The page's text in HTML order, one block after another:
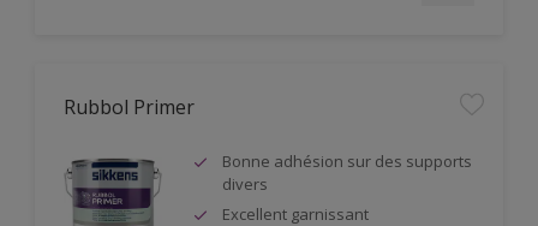
Rubbol Primer
Bonne adhésion sur des supports
divers
Excellent garnissant